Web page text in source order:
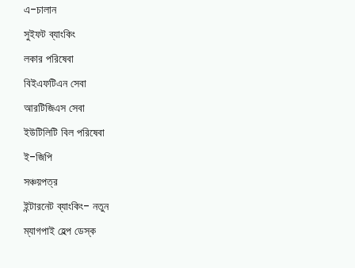
এ-চালান
সুইফট ব্যাংকিং
লকার পরিষেবা
বিইএফটিএন সেবা
আরটিজিএস সেবা
ইউটিলিটি বিল পরিষেবা
ই-জিপি
সঞ্চয়পত্র
ইন্টারনেট ব্যাংকিং- নতুন
ম্যাগপাই হেল্প ডেস্ক